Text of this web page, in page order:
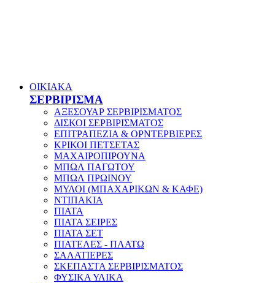
ΟΙΚΙΑΚΑ
ΣΕΡΒΙΡΙΣΜΑ
ΑΞΕΣΟΥΑΡ ΣΕΡΒΙΡΙΣΜΑΤΟΣ
ΔΙΣΚΟΙ ΣΕΡΒΙΡΙΣΜΑΤΟΣ
ΕΠΙΤΡΑΠΕΖΙΑ & ΟΡΝΤΕΡΒΙΕΡΕΣ
ΚΡΙΚΟΙ ΠΕΤΣΕΤΑΣ
ΜΑΧΑΙΡΟΠΙΡΟΥΝΑ
ΜΠΩΛ ΠΑΓΩΤΟΥ
ΜΠΩΛ ΠΡΩΙΝΟΥ
ΜΥΛΟΙ (ΜΠΑΧΑΡΙΚΩΝ & ΚΑΦΕ)
ΝΤΙΠΑΚΙΑ
ΠΙΑΤΑ
ΠΙΑΤΑ ΣΕΙΡΕΣ
ΠΙΑΤΑ ΣΕΤ
ΠΙΑΤΕΛΕΣ - ΠΛΑΤΩ
ΣΑΛΑΤΙΕΡΕΣ
ΣΚΕΠΑΣΤΑ ΣΕΡΒΙΡΙΣΜΑΤΟΣ
ΦΥΣΙΚΑ ΥΛΙΚΑ